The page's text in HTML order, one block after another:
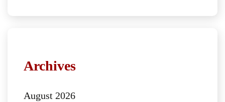
Archives
August 2026